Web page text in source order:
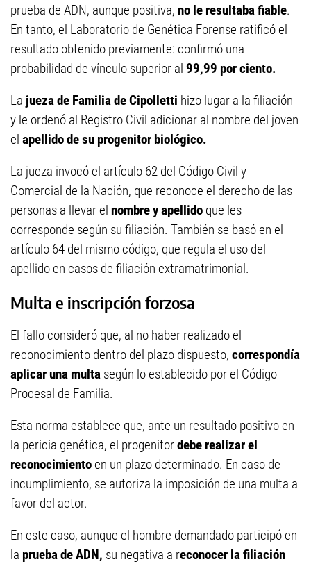
prueba de ADN, aunque positiva, no le resultaba fiable.
En tanto, el Laboratorio de Genética Forense ratificó el
resultado obtenido previamente: confirmó una
probabilidad de vínculo superior al 99,99 por ciento.
La jueza de Familia de Cipolletti hizo lugar a la filiación
y le ordenó al Registro Civil adicionar al nombre del joven
el apellido de su progenitor biológico.
La jueza invocó el artículo 62 del Código Civil y
Comercial de la Nación, que reconoce el derecho de las
personas a llevar el nombre y apellido que les
corresponde según su filiación. También se basó en el
artículo 64 del mismo código, que regula el uso del
apellido en casos de filiación extramatrimonial.
Multa e inscripción forzosa
El fallo consideró que, al no haber realizado el
reconocimiento dentro del plazo dispuesto, correspondía
aplicar una multa según lo establecido por el Código
Procesal de Familia.
Esta norma establece que, ante un resultado positivo en
la pericia genética, el progenitordebe realizar el
reconocimientoen un plazo determinado. En caso de
incumplimiento, se autoriza la imposición de una multa a
favor del actor.
En este caso, aunque el hombre demandado participó en
la prueba de ADN, su negativa a reconocer la filiación